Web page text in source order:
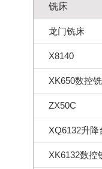
铣床
龙门铣床
X8140
XK650数控
ZX50C
XQ6132升降
XK6132数控